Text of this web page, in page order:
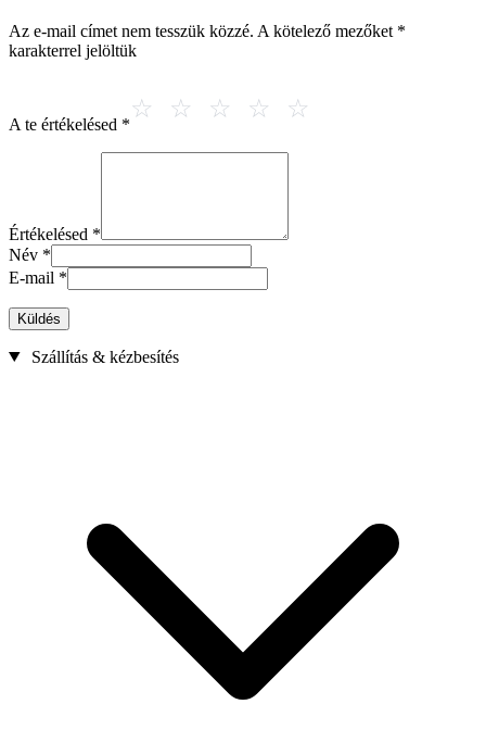
Az e-mail címet nem tesszük közzé. A kötelező mezőket *
karakterrel jelöltük
A te értékelésed *
Értékelésed *
Név *
E-mail *
Küldés
Szállítás & kézbesítés